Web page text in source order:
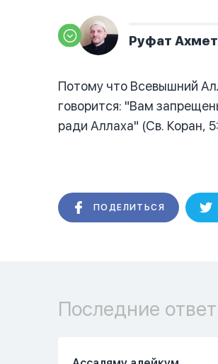
Руфат
Потому что Всевышний
говорится: "Вам
ради Аллаха" (Св. Коран,
ПОДЕЛИТЬСЯ
Последние